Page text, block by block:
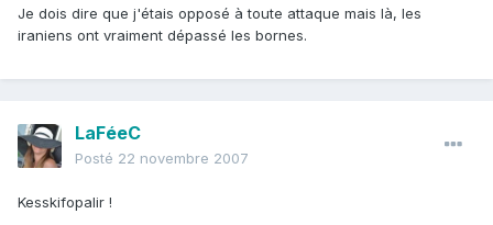
Je dois dire que j'étais opposé à toute attaque mais là, les
iraniens ont vraiment dépassé les bornes.
LaFéeC
Posté 22 novembre 2007
Kesskifopalir !